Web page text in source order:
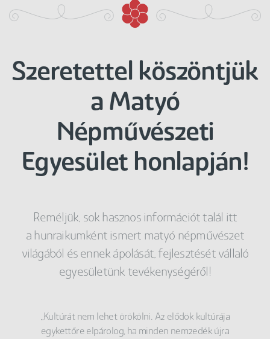
Szeretettel köszöntjük
a Matyó
Népművészeti
Egyesület honlapján!
Reméljük, sok hasznos információt talál itt
a hunraikumként ismert matyó népművészet
világából és ennek ápolását, fejlesztését vállaló
egyesületünk tevékenységéről!
„Kultúrát nem lehet örökölni. Az elődök kultúrája
egykettőre elpárolog, ha minden nemzedék újra